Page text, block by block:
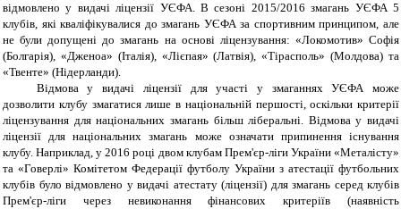
відмовлено у видачі ліцензії УЄФА. В сезоні 2015/2016 змагань УЄФА 5
клубів, які кваліфікувалися до змагань УЄФА за спортивним принципом, але
не були допущені до змагань на основі ліцензування: «Локомотив» Софія
(Болгарія), «Дженоа» (Італія), «Лієпая» (Латвія), «Тірасполь» (Молдова) та
«Твенте» (Нідерланди).
Відмова у видачі ліцензії для участі у змаганнях УЄФА може
дозволити клубу змагатися лише в національній першості, оскільки критерії
ліцензування для національних змагань більш ліберальні. Відмова у видачі
ліцензії для національних змагань може означати припинення існування
клубу. Наприклад, у 2016 році двом клубам Прем'єр-ліги України «Металісту»
та «Говерлі» Комітетом Федерації футболу України з атестації футбольних
клубів було відмовлено у видачі атестату (ліцензії) для змагань серед клубів
Прем'єр-ліги через невиконання фінансових критеріїв (наявність